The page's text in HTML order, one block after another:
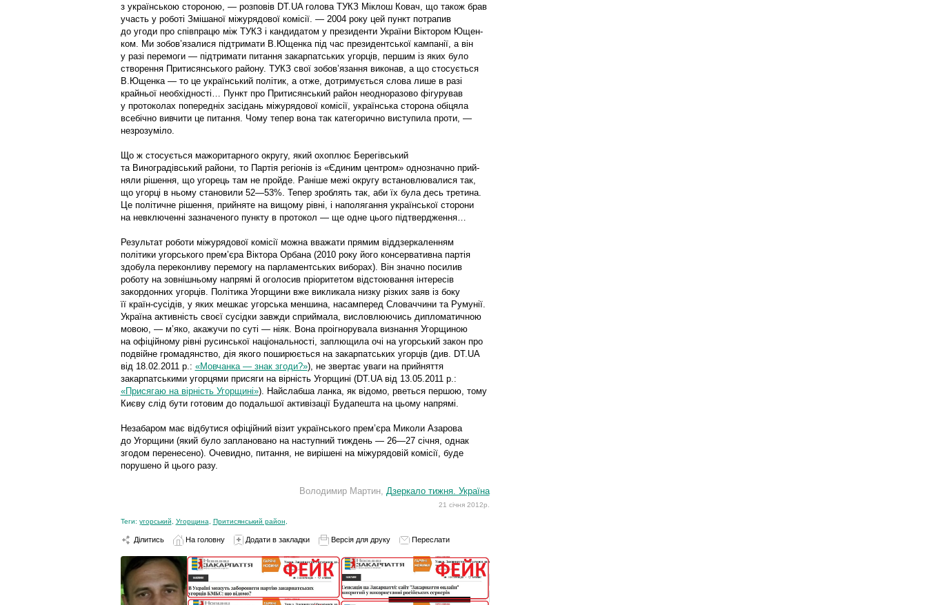
з українсь­кою стороною, — розповів DT.UA голова ТУКЗ Міклош Ковач, що також брав
участь у роботі Змі­шаної міжурядової комісії. — 2004 року цей пункт потрапив
до угоди про співпрацю між ТУКЗ і кан­дидатом у президенти Украї­ни Віктором Ющен­
ком. Ми зо­бо­в’язалися підтримати В.Ющен­ка під час президентської кампанії, а він
у разі перемоги — підтримати питання закарпатських угорців, першим із яких було
створення Притисянсь­кого району. ТУКЗ свої зобов’я­зання виконав, а що стосується
В.Ющен­ка — то це ук­раїнський політик, а отже, дотримується слова лише в разі
крайньої необхідності… Пункт про Прити­сянський район неодноразово фігурував
у протоколах попередніх засідань міжурядової комісії, українська сторона обіцяла
всебічно вивчити це питання. Чому тепер вона так категорично вис­тупила проти, —
незрозуміло.
Що ж стосується мажоритарного округу, який охоплює Бере­гівський
та Виноградівський райони, то Партія регіонів із «Єди­ним центром» однозначно прий­
няли рішення, що угорець там не пройде. Раніше межі округу встановлювалися так,
що угорці в ньому становили 52—53%. Тепер зроб­лять так, аби їх була десь третина.
Це політичне рішення, прий­няте на вищому рівні, і наполягання української сторони
на невключенні зазначеного пункту в протокол — ще одне цього підтвердження…
Результат роботи міжурядової комісії можна вважати прямим віддзеркаленням
політики угорського прем’єра Віктора Ор­бана (2010 року його консервативна партія
здобула переконливу перемогу на парламентських виборах). Він значно посилив
роботу на зовнішньому напрямі й оголосив пріоритетом відстоюван­ня інтересів
закордонних угор­­ців. Політика Угорщини вже викликала низку різких заяв із боку
її країн-сусідів, у яких мешкає угорсь­ка меншина, насамперед Словаччини та Румунії.
Ук­раїна активність своєї сусідки завжди сприймала, висловлюючись дип­ломатичною
мовою, — м’яко, акажучи по суті — ніяк. Вона проігнорувала визнання Угорщи­ною
на офіційному рівні русинської національності, заплющила очі на угорський закон про
подвійне громадянство, дія якого поширюється на закарпатських угорців (див. DT.UA
від 18.02.2011 р.: «Мовчанка — знак згоди?»), не звертає уваги на прийняття
закарпатськими угорцями присяги на вірність Угорщині (DT.UA від 13.05.2011 р.:
«Прися­гаю на вір­ність Угорщині»). Най­слабша ланка, як відомо, рветься першою, тому
Києву слід бути готовим до подальшої активізації Будапешта на цьому напрямі.
Незабаром має відбутися офіційний візит українського прем’єра Миколи Азарова
до Угорщини (який було заплановано на наступний тиждень — 26—27 січня, однак
згодом перенесено). Очевидно, питання, не вирішені на міжурядовій комісії, буде
порушено й цього разу.
Володимир Мартин, Дзеркало тижня. Україна
21 січня 2012р.
Теги: угорський Угорщина Притисянський район
Ділитись На головну Додати в закладки Версія для друку Переслати